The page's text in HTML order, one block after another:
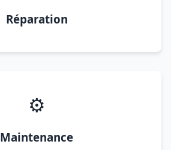
Réparation
⚙️
Maintenance